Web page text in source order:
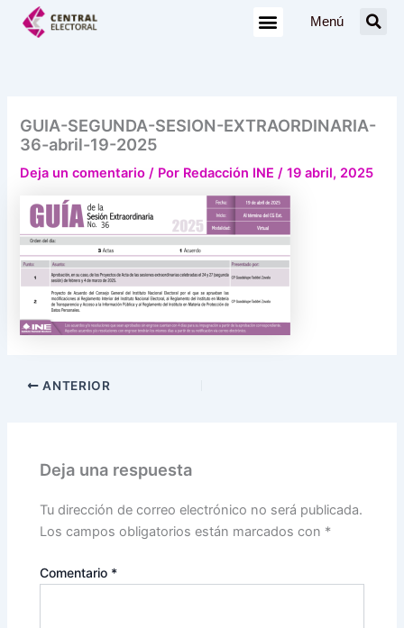
Menú
GUIA-SEGUNDA-SESION-EXTRAORDINARIA-
36-abril-19-2025
Deja un comentario / Por Redacción INE/19 abril, 2025
ANTERIOR
Deja una respuesta
Tu dirección de correo electrónico no será publicada.
Los campos obligatorios están marcados con *
Comentario *